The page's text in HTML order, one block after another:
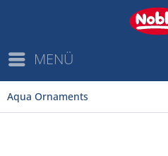
MENÜ
Aqua Ornaments